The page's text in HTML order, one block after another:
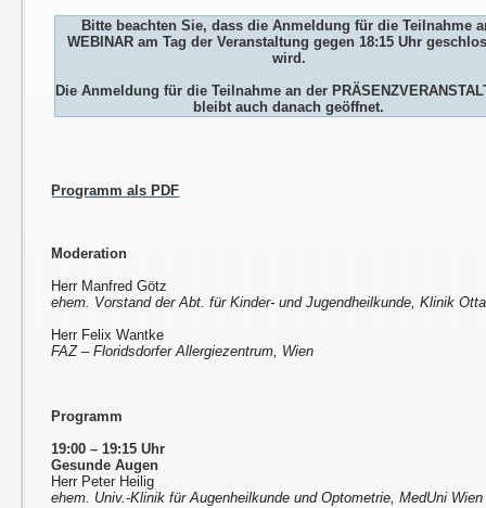
Bitte beachten Sie, dass die Anmeldung für die Teilnahme
WEBINAR am Tag der Veranstaltung gegen 18:15 Uhr
wird.
Die Anmeldung für die Teilnahme an der
bleibt auch danach geöffnet.
Programm als PDF
Moderation
Herr Manfred Götz
ehem. Vorstand der Abt. für Kinder- und Jugendheilkunde, Klinik
Herr Felix Wantke
FAZ – Floridsdorfer Allergiezentrum, Wien
Programm
19:00 – 19:15 Uhr
Gesunde Augen
Herr Peter Heilig
ehem. Univ.-Klinik für Augenheilkunde und Optometrie, MedUni Wien